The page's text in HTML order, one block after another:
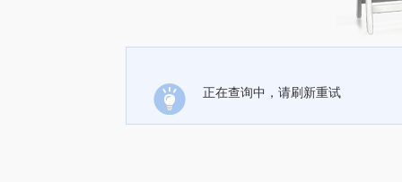
正在查询中，请刷新重试